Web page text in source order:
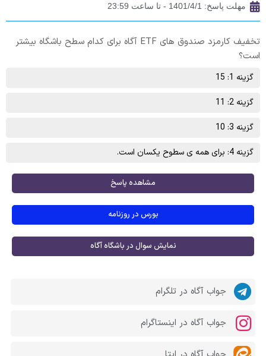
مهلت پاسخ: 1401/4/1 - تا ساعت 23:59
تخفیف کارمزد صندوق های ETF آگاه برای کدام سطح باشگاه بیشتر
است؟
گزینه 1: 15
گزینه 2: 11
گزینه 3: 10
گزینه 4: برای همه ی سطوح یکسان است.
مشاهده پاسخ
بورس در روزنامه
نمایش سوال در باشگاه آگاه
جواب آگاه در تلگرام
جواب آگاه در اینستاگرام